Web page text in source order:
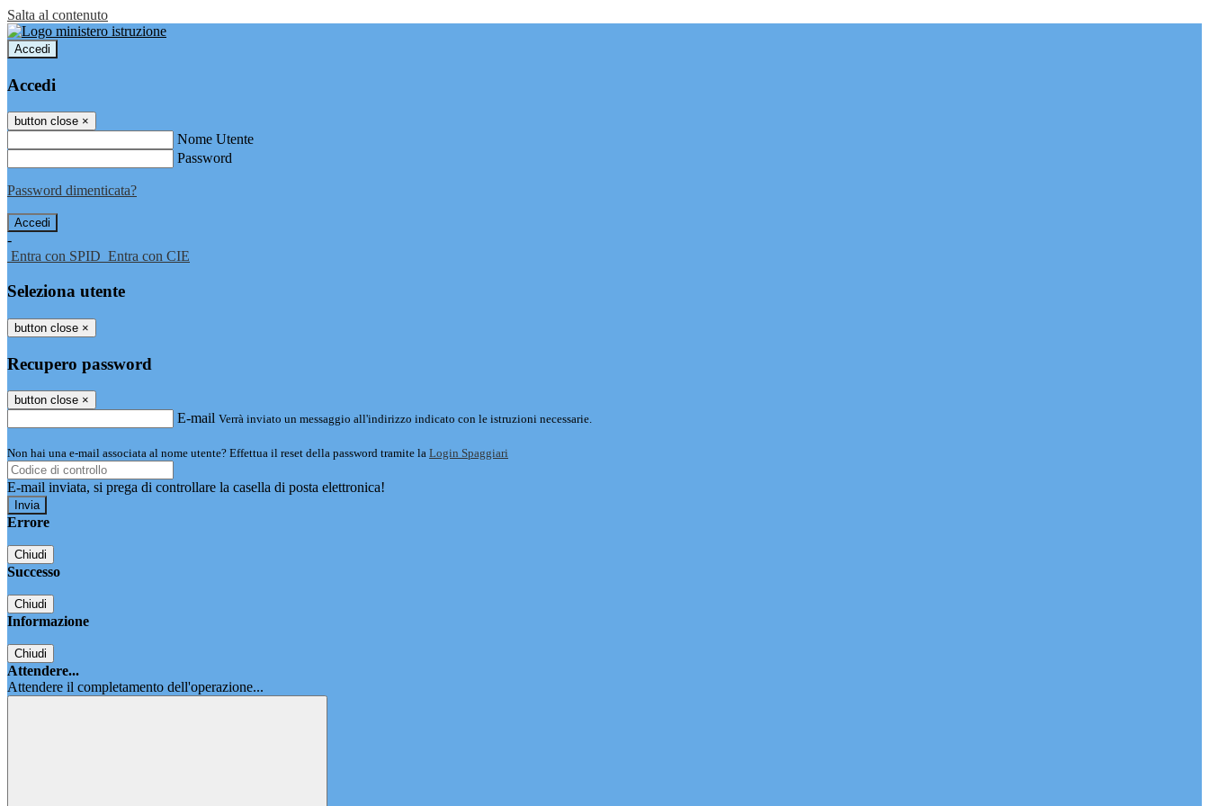
Salta al contenuto
Accedi
Accedi
button close ×
Nome Utente
Password
Password dimenticata?
-
Entra con SPID Entra con CIE
Seleziona utente
button close ×
Recupero password
button close ×
E-mail Verrà inviato un messaggio all'indirizzo indicato con le istruzioni necessarie.
Non hai una e-mail associata al nome utente? Effettua il reset della password tramite la Login Spaggiari
E-mail inviata, si prega di controllare la casella di posta elettronica!
Errore
Chiudi
Successo
Chiudi
Informazione
Chiudi
Attendere...
Attendere il completamento dell'operazione...